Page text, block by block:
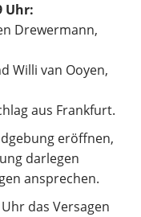
Uhr:
Drewermann,
Willi van Ooyen,
aus Frankfurt.
eröffnen,
darlegen
ansprechen.
das Versagen